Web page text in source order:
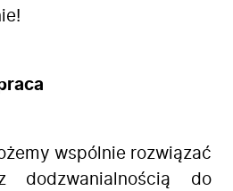
wspólnie rozwiązać
dodzwanialnością do